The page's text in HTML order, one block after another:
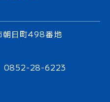
朝日町498番地
0852-28-6223